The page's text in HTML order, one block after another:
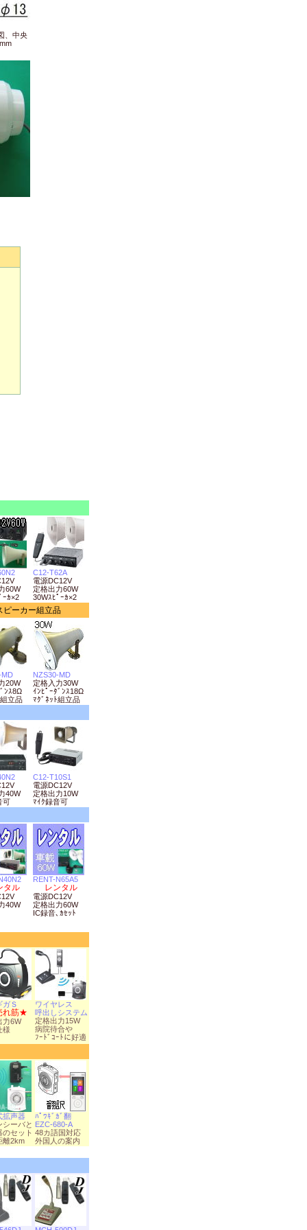
、中央
60W
ｰｶ×2
C12-T62A
電源DC12V
定格出力60W
30Wｽﾋﾟｰｶ×2
ピーカー組立品
20W
ﾝｽ8Ω
立品
NZS30-MD
定格入力30W
ｲﾝﾋﾟｰﾀﾞﾝｽ18Ω
ﾏｸﾞﾈｯﾄ組立品
40W
可
C12-T10S1
電源DC12V
定格出力10W
ﾏｲｸ録音可
タル
40W
RENT-N65A5
レンタル
電源DC12V
定格出力60W
IC録音､ｶｾｯﾄ
ガＳ
筋★
力6W
様
ワイヤレス
呼出しシステム
定格出力15W
病院待合や
ﾌｰﾄﾞｺｰﾄに好適
拡声器
シーバと
のセット
離2km
ﾊﾟﾜｷﾞｶﾞ翻
EZC-680-A
48カ語国対応
外国人の案内